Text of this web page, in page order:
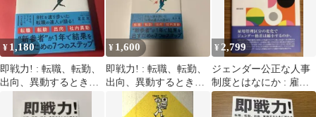
¥ 1,180
即戦力! : 転職、転勤、
出向、異動するときに
¥ 1,600
即戦力! : 転職、転勤、
出向、異動するときに
¥ 2,799
ジェンダー公正な人事
制度とはなにか : 雇用
管理区分・転勤制度見
直しの実態と課題